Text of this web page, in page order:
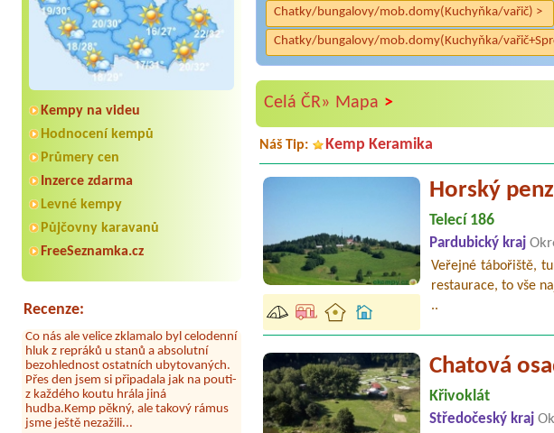
Kempy na videu
Hodnocení kempů
Průmery cen
Inzerce zdarma
Levné kempy
Půjčovny karavanů
FreeSeznamka.cz
Recenze:
Aneta Melicharová
Byli jsme zde v týdnu od 25.7. do 1.8.
2026. Kemp jako takový je pěkný. V
umývárně i na WC bylo vždy čisto,
restaurace, kebab a další občerstvení.
hluk z repráků u stanů a absolutní
bezohlednost ostatních ubytovaných.
Přes den jsem si připadala jak na pouti-
z každého koutu hrála jiná
hudba.Kemp pěkný, ale takový rámus
jsme ještě nezažili...
Chatky/bungalovy/mob.domy(Kuchyňka/vařič) >
Chatky/bungalovy/mob.domy(Kuchyňka/
Celá ČR» Mapa >
Náš Tip: Kemp Keramika
Horský
Telecí 186
Pardubický kraj
Veřejné tábořiště,
restaurace, to vše
..
Chatová
Křivoklát
Středočeský kraj